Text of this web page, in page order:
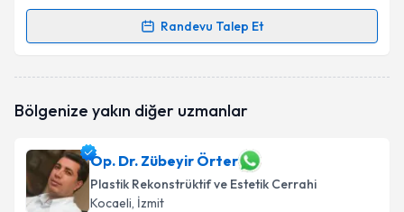
Kişisel verilerimin işlenmesine ilişkinAydınlatma
'ni okudum ve kişisel verilerimin belirtilen
kapsamda işlenmesini kabul ediyorum.
Takvim Talebini Gönder
Randevu Talep Et
Randevu Takvimi Talebi
oluşturun. Size bu uzmandan randevu almanız için bir
E-posta Adresiniz
Bölgenize yakın diğer uzmanlar
Op. Dr. Zübeyir Örter
Plastik Rekonstrüktif ve Estetik Cerrahi
Kocaeli, İzmit